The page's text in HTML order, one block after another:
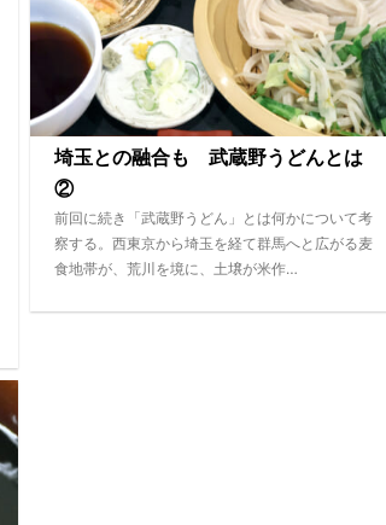
埼玉との融合も 武蔵野うどんとは
②
前回に続き「武蔵野うどん」とは何かについて考
察する。西東京から埼玉を経て群馬へと広がる麦
食地帯が、荒川を境に、土壌が米作…